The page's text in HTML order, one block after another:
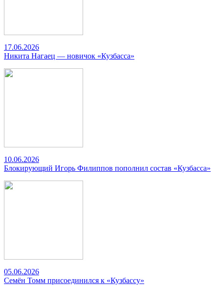
17.06.2026
Никита Нагаец — новичок «Кузбасса»
10.06.2026
Блокирующий Игорь Филиппов пополнил состав «Кузбасса»
05.06.2026
Семён Томм присоединился к «Кузбассу»